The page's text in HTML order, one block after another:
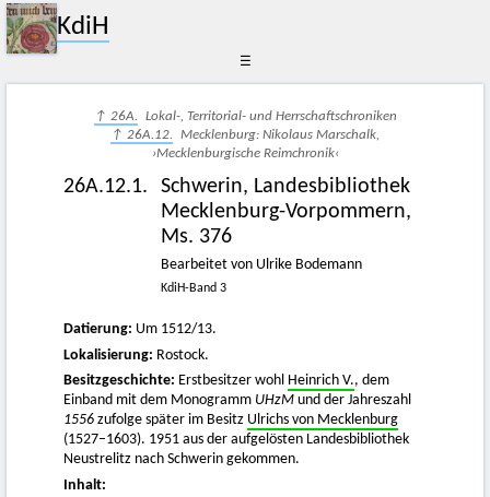
KdiH
☰
↑ 26A. Lokal-, Territorial- und Herrschaftschroniken
↑ 26A.12. Mecklenburg: Nikolaus Marschalk,
›Mecklenburgische Reimchronik‹
26A.12.1.
Schwerin, Landesbibliothek
Mecklenburg-Vorpommern,
Ms. 376
Bearbeitet von Ulrike Bodemann
KdiH-Band 3
Datierung: Um 1512/13.
Lokalisierung: Rostock.
Besitzgeschichte: Erstbesitzer wohl Heinrich V., dem
Einband mit dem Monogramm UHzM und der Jahreszahl
1556 zufolge später im Besitz Ulrichs von Mecklenburg
(1527–1603). 1951 aus der aufgelösten Landesbibliothek
Neustrelitz nach Schwerin gekommen.
Inhalt: